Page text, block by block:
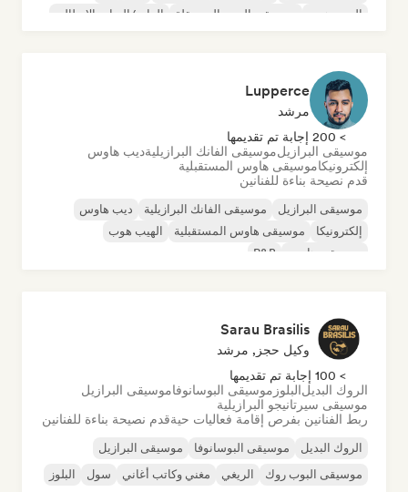
الهيب هوب
موسيقى البوب المستقلة الراب/التراب الإيطالي
Lupperce
مرشد
> 200 إجابة تم تقديمها
موسيقى البرازيلموسيقى الفانك البرازيليةديب هاوس
إلكترونيكاموسيقى هاوس المستقبلية
قدم نصيحة بناءة للفنانين
موسيقى البرازيل موسيقى الفانك البرازيلية
ديب هاوس
إلكترونيكا
موسيقى هاوس المستقبلية
الهيب هوب
موسيقى هاوس
R&B
Sarau Brasilis
وكيل حجز, مرشد
> 100 إجابة تم تقديمها
الروك البديلالبلوز موسيقى البوسانوفاموسيقى البرازيل
موسيقى سيرتانيجو البرازيلية
ربط الفنانين بفرص إقامة فعاليات حيةقدم نصيحة بناءة للفنانين
الروك البديل موسيقى البوسانوفا
موسيقى البرازيل
موسيقى البوب روك
الريغي مغني وكاتب أغاني سول البلوز